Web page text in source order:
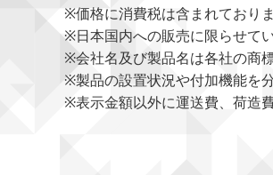
※価格に消費税は含まれておりま
※日本国内への販売に限らせて
※会社名及び製品名は各社の商
※製品の設置状況や付加機能を
※表示金額以外に運送費、荷造